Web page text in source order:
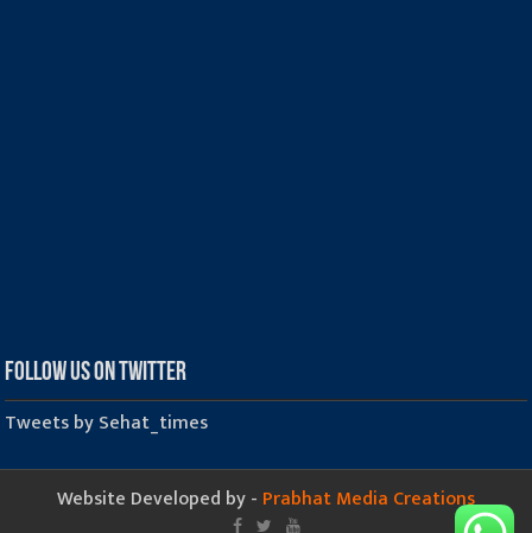
Follow us on Twitter
Tweets by Sehat_times
Website Developed by - Prabhat Media Creations